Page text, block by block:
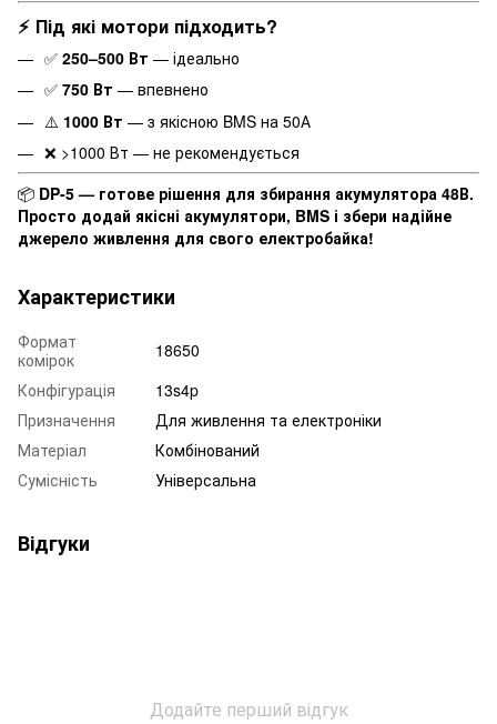
⚡ Під які мотори підходить?
✅ 250–500 Вт — ідеально
✅ 750 Вт — впевнено
⚠️ 1000 Вт — з якісною BMS на 50А
❌ >1000 Вт — не рекомендується
📦 DP-5 — готове рішення для збирання акумулятора 48В.
Просто додай якісні акумулятори, BMS і збери надійне
джерело живлення для свого електробайка!
Характеристики
Формат
комірок
18650
Конфігурація
13s4p
Призначення
Для живлення та електроніки
Матеріал
Комбінований
Сумісність
Універсальна
Відгуки
Додайте перший відгук